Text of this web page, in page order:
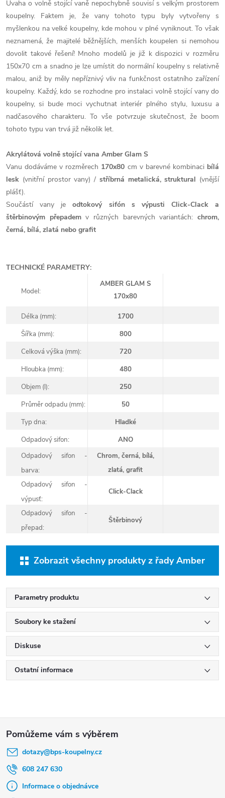
Úvaha o volně stojící vaně nepochybně souvisí s velkým prostorem
koupelny. Faktem je, že vany tohoto typu byly vytvořeny s
myšlenkou na velké koupelny, kde mohou v plné vyniknout. To však
neznamená, že majitelé běžnějších, menších koupelen si nemohou
dovolit takové řešení! Mnoho modelů je již k dispozici v rozměru
150x70 cm a snadno je lze umístit do normální koupelny s relativně
malou, aniž by měly nepříznivý vliv na funkčnost ostatního zařízení
koupelny. Každý, kdo se rozhodne pro instalaci volně stojící vany do
koupelny, si bude moci vychutnat interiér plného stylu, luxusu a
nadčasového charakteru. To vše potvrzuje skutečnost, že boom
tohoto typu van trvá již několik let.
Akrylátová volně stojící vana Amber Glam S
Vanu dodáváme v rozměrech 170x80 cm v barevné kombinaci bílá
lesk (vnitřní prostor vany) / stříbrná metalická, struktural (vnější
plášť).
Součástí vany jeodtokový sifón s výpusti Click-Clack a
štěrbinovým přepademv různých barevných variantách:chrom,
černá, bílá, zlatá nebo grafit
TECHNICKÉ PARAMETRY:
Model:
AMBER GLAM S
170x80
Délka (mm):
1700
Šířka (mm):
800
Celková výška (mm):
720
Hloubka (mm):
480
Objem (l):
250
Průměr odpadu (mm):
50
Typ dna:
Hladké
Odpadový sifon:
ANO
Odpadový sifon -
barva:
Chrom, černá, bílá,
zlatá, grafit
Odpadový sifon -
výpusť:
Click-Clack
Odpadový sifon -
přepad:
Štěrbinový
Zobrazit všechny produkty z řady Amber
Parametry produktu
Soubory ke stažení
Diskuse
Ostatní informace
dotazy@bps-koupelny.cz
608 247 630
Informace o objednávce